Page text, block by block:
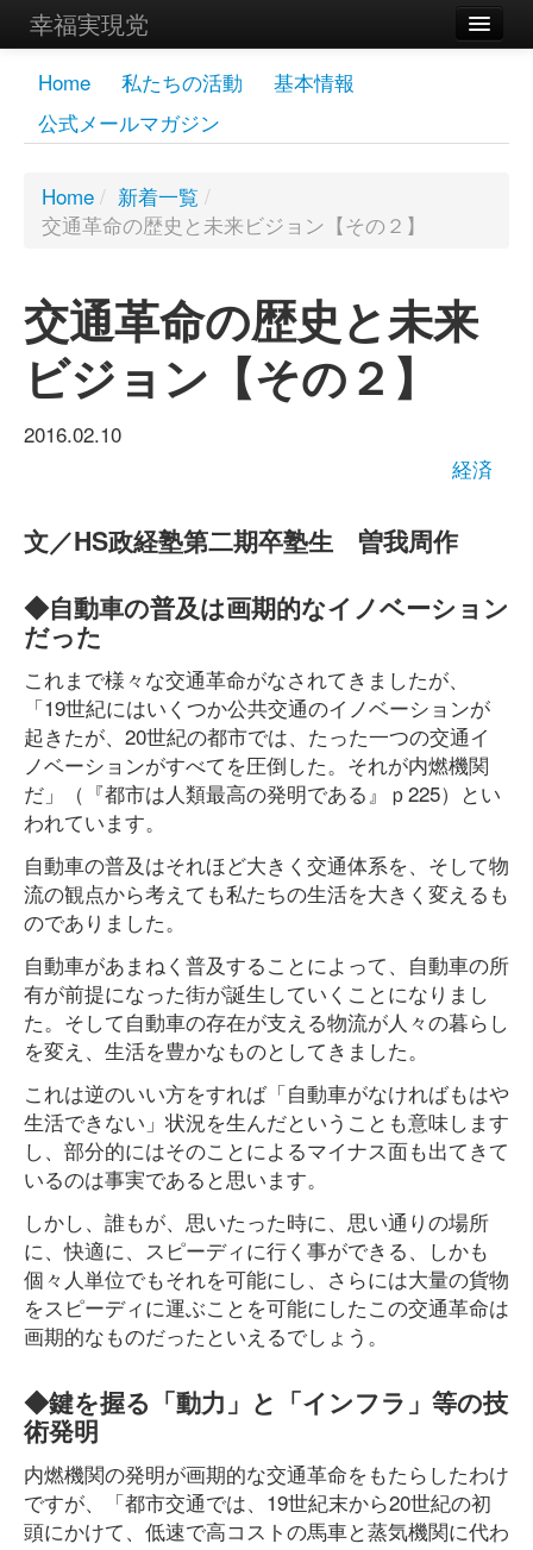
幸福実現党
メンバーズページ
党員
お問い合わせ
Home 私たちの活動
基本情報
公式メールマガジン
Home / 新着一覧 /
交通革命の歴史と未来ビジョン【その２】
交通革命の歴史と未来
ビジョン【その２】
2016.02.10
経済
文／HS政経塾第二期卒塾生 曽我周作
◆自動車の普及は画期的なイノベーション
だった
これまで様々な交通革命がなされてきましたが、
「19世紀にはいくつか公共交通のイノベーションが
起きたが、20世紀の都市では、たった一つの交通イ
ノベーションがすべてを圧倒した。それが内燃機関
だ」（『都市は人類最高の発明である』ｐ225）とい
われています。
自動車の普及はそれほど大きく交通体系を、そして物
流の観点から考えても私たちの生活を大きく変えるも
のでありました。
自動車があまねく普及することによって、自動車の所
有が前提になった街が誕生していくことになりまし
た。そして自動車の存在が支える物流が人々の暮らし
を変え、生活を豊かなものとしてきました。
これは逆のいい方をすれば「自動車がなければもはや
生活できない」状況を生んだということも意味します
し、部分的にはそのことによるマイナス面も出てきて
いるのは事実であると思います。
しかし、誰もが、思いたった時に、思い通りの場所
に、快適に、スピーディに行く事ができる、しかも
個々人単位でもそれを可能にし、さらには大量の貨物
をスピーディに運ぶことを可能にしたこの交通革命は
画期的なものだったといえるでしょう。
◆鍵を握る「動力」と「インフラ」等の技
術発明
内燃機関の発明が画期的な交通革命をもたらしたわけ
ですが、「都市交通では、19世紀末から20世紀の初
頭にかけて、低速で高コストの馬車と蒸気機関に代わ